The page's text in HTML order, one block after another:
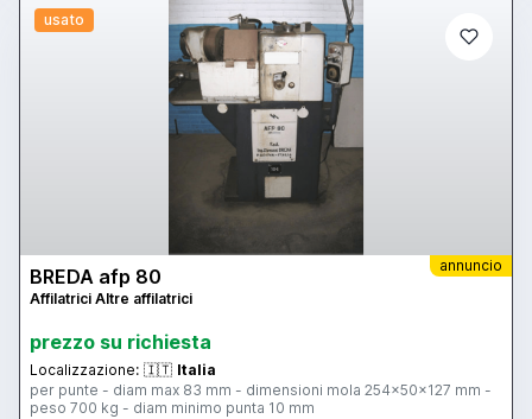
usato
annuncio
BREDA afp 80
Affilatrici Altre affilatrici
prezzo su richiesta
Localizzazione: 🇮🇹 Italia
per punte - diam max 83 mm - dimensioni mola 254x50x127 mm -
peso 700 kg - diam minimo punta 10 mm